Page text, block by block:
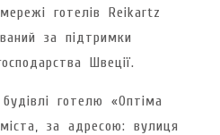
готелів Reikartz
за підтримки
Швеції.
готелю «Оптіма
за адресою: вулиця